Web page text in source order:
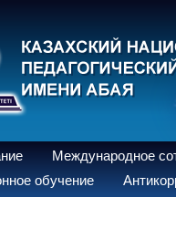
Международное
обучение